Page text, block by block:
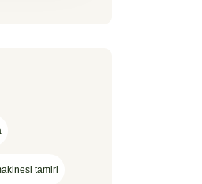
tamiri